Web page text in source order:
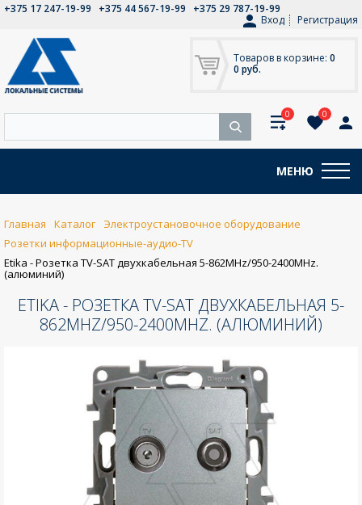
+375 17 247-19-99 +375 44 567-19-99
+375 29 787-19-99
Вход
Регистрация
Товаров в корзине: 0
0 руб.
0 0
МЕНЮ
Главная Каталог
Электроустановочное оборудование
Розетки информационные-аудио-TV
Etika - Розетка TV-SAT двухкабельная 5-862MHz/950-2400MHz.
(алюминий)
ETIKA - РОЗЕТКА TV-SAT ДВУХКАБЕЛЬНАЯ 5-
862MHZ/950-2400MHZ. (АЛЮМИНИЙ)